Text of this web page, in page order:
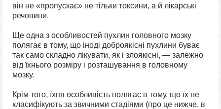
він не «пропускає» не тільки токсини, а й лікарські
речовини.
Ще одна з особливостей пухлин головного мозку
полягає в тому, що іноді доброякісні пухлини буває
так само складно лікувати, як і злоякісні, — залежно
від їхнього розміру і розташування в головному
мозку.
Крім того, їхня особливість полягає в тому, що їх не
класифікують за звичними стадіями (про це нижче, в